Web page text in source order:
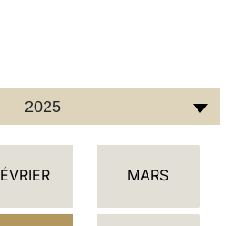
2025
MARS